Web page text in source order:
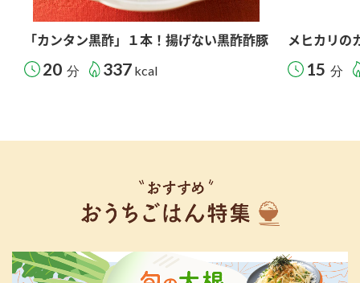
「カンタン黒酢」１本！揚げない黒酢酢豚
20 分 337 kcal
メヒカリの
15 分